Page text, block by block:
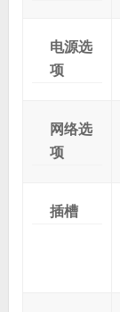
电源选
项
网络选
项
插槽